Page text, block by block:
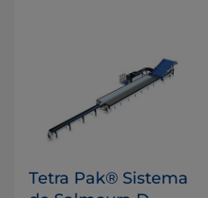
Tetra Pak® Sistema